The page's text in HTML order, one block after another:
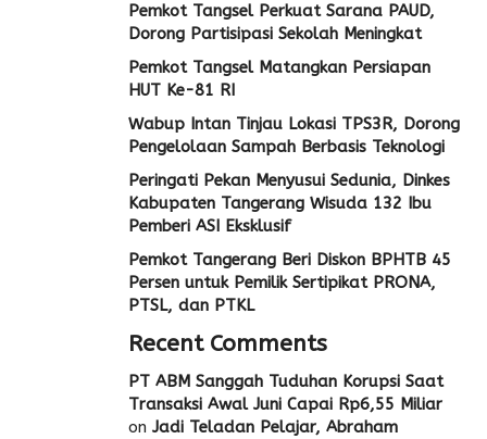
Pemkot Tangsel Perkuat Sarana PAUD,
Dorong Partisipasi Sekolah Meningkat
Pemkot Tangsel Matangkan Persiapan
HUT Ke-81 RI
Wabup Intan Tinjau Lokasi TPS3R, Dorong
Pengelolaan Sampah Berbasis Teknologi
Peringati Pekan Menyusui Sedunia, Dinkes
Kabupaten Tangerang Wisuda 132 Ibu
Pemberi ASI Eksklusif
Pemkot Tangerang Beri Diskon BPHTB 45
Persen untuk Pemilik Sertipikat PRONA,
PTSL, dan PTKL
Recent Comments
PT ABM Sanggah Tuduhan Korupsi Saat
Transaksi Awal Juni Capai Rp6,55 Miliar
on Jadi Teladan Pelajar, Abraham